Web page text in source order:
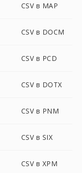
CSV в MAP
CSV в DOCM
CSV в PCD
CSV в DOTX
CSV в PNM
CSV в SIX
CSV в XPM